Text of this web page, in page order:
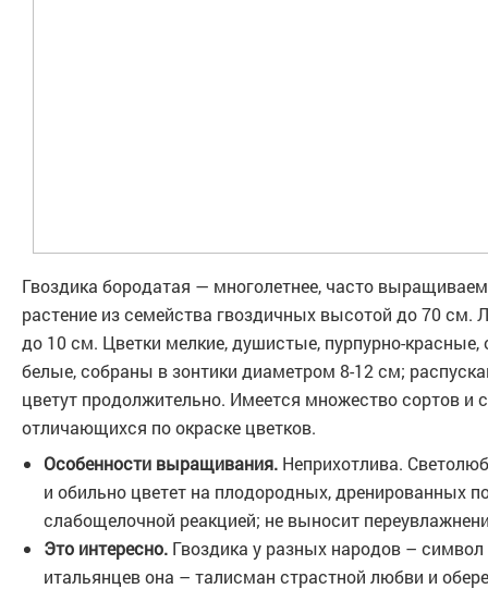
Гвоздика бородатая — многолетнее, часто
растение из семейства гвоздичных высотой до 70 см.
до 10 см. Цветки мелкие, душистые, пурпурно-красные,
белые, собраны в зонтики диаметром 8-12 см;
цветут продолжительно. Имеется множество сортов и
отличающихся по окраске цветков.
Особенности выращивания. Неприхотлива.
и обильно цветет на плодородных, дренированных
слабощелочной реакцией; не выносит
Это интересно. Гвоздика у разных народов –
итальянцев она – талисман страстной любви и